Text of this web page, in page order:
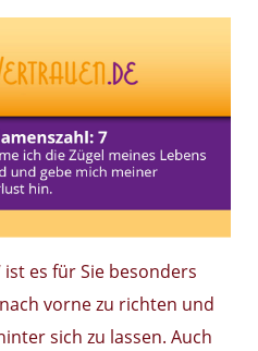
es für Sie besonders
vorne zu richten und
sich zu lassen. Auch